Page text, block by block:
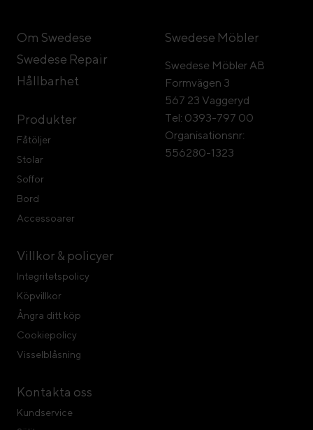
Om Swedese
Swedese Repair
Hållbarhet
Produkter
Fåtöljer
Stolar
Soffor
Bord
Accessoarer
Villkor & policyer
Integritetspolicy
Köpvillkor
Ångra ditt köp
Cookiepolicy
Visselblåsning
Kontakta oss
Kundservice
Swedese Möbler
Swedese Möbler AB
Formvägen 3
567 23 Vaggeryd
Tel: 0393-797 00
Organisationsnr:
556280-1323